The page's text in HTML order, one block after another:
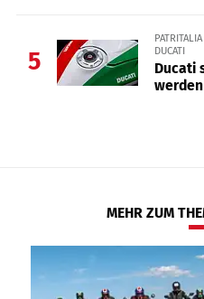
5
DUCATI
Ducati
werden
MEHR ZUM